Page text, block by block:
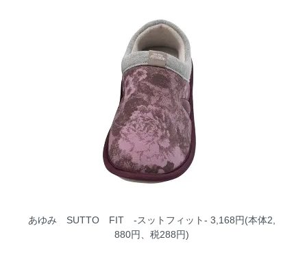
あゆみ SUTTO FIT -スットフィット- 3,168円(本体2,
880円、税288円)